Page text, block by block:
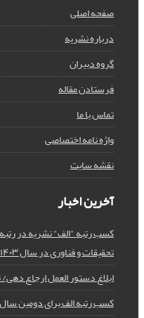
صفحه اصلی
درباره نشریه
گروه دبیران
فرستادن مقاله
تماس با ما
واژه نامه اختصاصی
نقشه سایت
آخرین اخبار
کسب رتبه "الف" نشریه در
تحقیقات و فناوری در سال ۱۴۰۳
ابلاغ دستور العمل ارجاع دهی/
کسب رتبه الف برای دومین سال